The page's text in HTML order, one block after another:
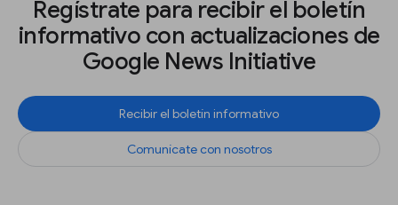
Regístrate para recibir el boletín
informativo con actualizaciones de
Google News Initiative
Recibir el boletín informativo
Comunícate con nosotros